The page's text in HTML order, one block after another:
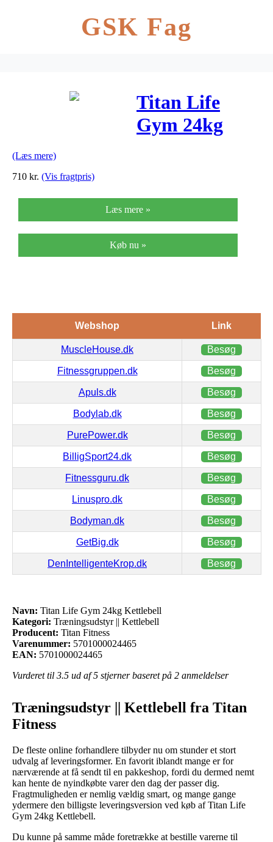
GSK Fag
Titan Life
Gym 24kg
(Læs mere)
710 kr. (Vis fragtpris)
Læs mere »
Køb nu »
Webshop Link
MuscleHouse.dk Besøg
Fitnessgruppen.dk Besøg
Apuls.dk Besøg
Bodylab.dk Besøg
PurePower.dk Besøg
BilligSport24.dk Besøg
Fitnessguru.dk Besøg
Linuspro.dk Besøg
Bodyman.dk Besøg
GetBig.dk Besøg
DenIntelligenteKrop.dk Besøg
Navn: Titan Life Gym 24kg Kettlebell
Kategori: Træningsudstyr || Kettlebell
Producent: Titan Fitness
Varenummer: 5701000024465
EAN: 5701000024465
Vurderet til 3.5 ud af 5 stjerner baseret på 2 anmeldelser
Træningsudstyr || Kettlebell fra Titan
Fitness
De fleste online forhandlere tilbyder nu om stunder et stort
udvalg af leveringsformer. En favorit iblandt mange er for
nærværende at få sendt til en pakkeshop, fordi du dermed nemt
kan hente de nyindkøbte varer den dag der passer dig.
Fragtmuligheden er nemlig vældig smart, og mange gange
ydermere den billigste leveringsversion ved køb af Titan Life
Gym 24kg Kettlebell.
Du kunne på samme måde foretrække at bestille varerne til